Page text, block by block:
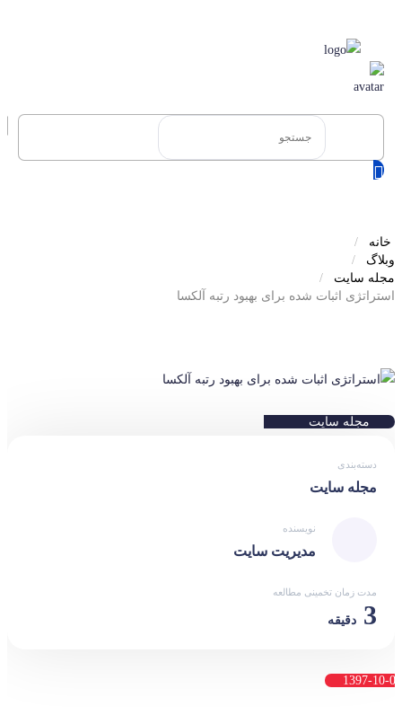
خانه
وبلاگ
مجله سایت
استراتژی اثبات شده برای بهبود رتبه آلکسا
مجله سایت
دسته‌بندی
مجله سایت
نویسنده
مدیریت سایت
مدت زمان تخمینی مطالعه
3 دقیقه
1397-10-02